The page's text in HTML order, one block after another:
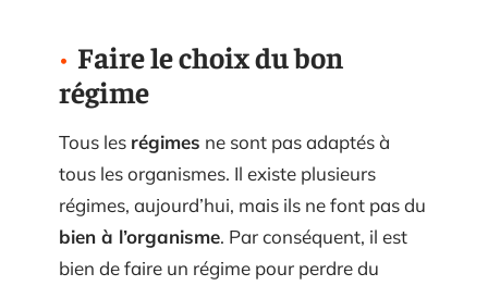
Faire le choix du bon
régime
Tous les régimes ne sont pas adaptés à
tous les organismes. Il existe plusieurs
régimes, aujourd’hui, mais ils ne font pas du
bien à l’organisme. Par conséquent, il est
bien de faire un régime pour perdre du